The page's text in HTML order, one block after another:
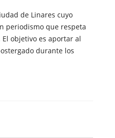
de Linares cuyo
periodismo que respeta
objetivo es aportar al
durante los